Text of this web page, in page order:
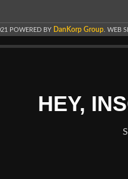
POWERED BY DanKorp Group . WEB
HEY,